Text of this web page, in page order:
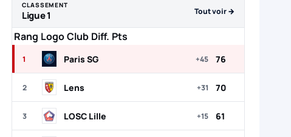
CLASSEMENT
Ligue 1 Tout voir →
Rang LogoClub Diff. Pts
1 Paris SG +45 76
2 Lens +31 70
3 LOSC Lille +15 61